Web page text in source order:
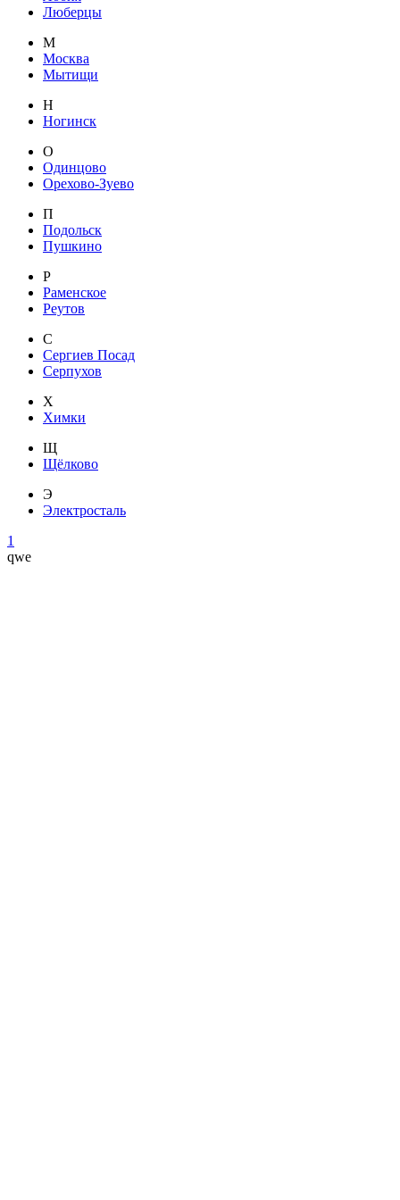
Люберцы
М
Москва
Мытищи
Н
Ногинск
О
Одинцово
Орехово-Зуево
П
Подольск
Пушкино
Р
Раменское
Реутов
С
Сергиев Посад
Серпухов
Х
Химки
Щ
Щёлково
Э
Электросталь
1
qwe